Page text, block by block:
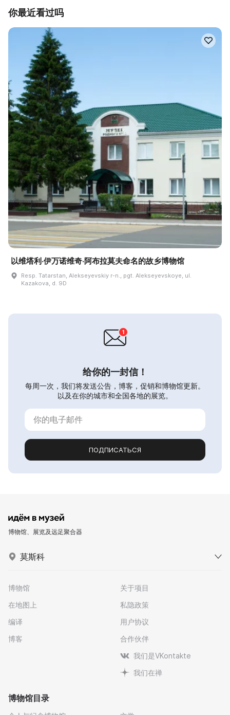
你最近看过吗
以维塔利·伊万诺维奇·阿布拉莫夫命名的故乡博物馆
Resp. Tatarstan, Alekseyevskiy r-n., pgt. Alekseyevskoye, ul.
Kazakova, d. 9D
给你的一封信！
每周一次，我们将发送公告，博客，促销和博物馆更新。
以及在你的城市和全国各地的展览。
ПОДПИСАТЬСЯ
博物馆、展览及远足聚合器
莫斯科
博物馆
在地图上
编译
博客
关于项目
私隐政策
用户协议
合作伙伴
我们是VKontakte
我们在禅
博物馆目录